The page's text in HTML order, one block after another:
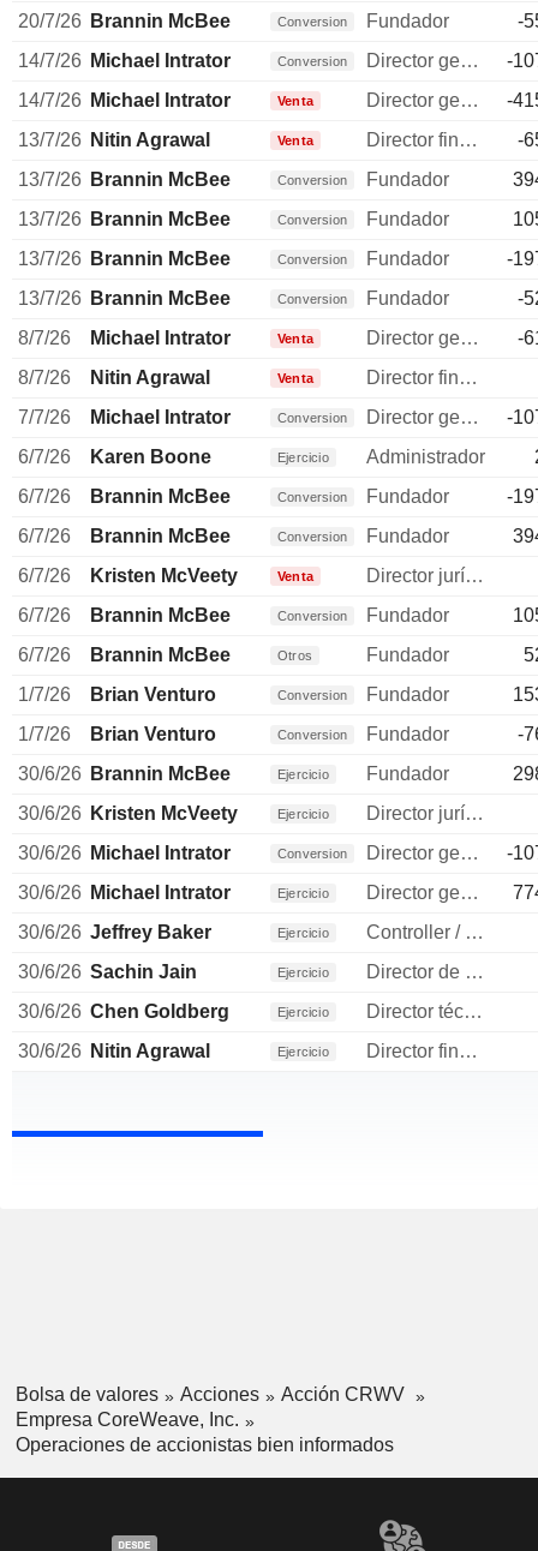
20/7/26 Brannin McBee Conversion Fundador
-
14/7/26 Michael Intrator Conversion Director general
-
14/7/26 Michael Intrator Venta Director general
-
13/7/26 Nitin Agrawal Venta Director financiero
-
13/7/26 Brannin McBee Conversion Fundador
13/7/26 Brannin McBee Conversion Fundador
13/7/26 Brannin McBee Conversion Fundador
-
13/7/26 Brannin McBee Conversion Fundador
-
8/7/26
Michael Intrator Venta Director general
-
8/7/26
Nitin Agrawal Venta
Director financiero
7/7/26
Michael Intrator Conversion Director general
-
6/7/26
Karen Boone Ejercicio Administrador
6/7/26
Brannin McBee Conversion Fundador
-
6/7/26
Brannin McBee Conversion Fundador
6/7/26
Kristen McVeety Venta
Director jurídico
6/7/26
Brannin McBee Conversion Fundador
6/7/26
Brannin McBee Otros Fundador
1/7/26
Brian Venturo Conversion Fundador
1/7/26
Brian Venturo Conversion Fundador
-
30/6/26 Brannin McBee Ejercicio Fundador
30/6/26 Kristen McVeety Ejercicio
Director jurídico
30/6/26 Michael Intrator Conversion Director general
-
30/6/26 Michael Intrator Ejercicio Director general
30/6/26 Jeffrey Baker Ejercicio
Controller / auditor
30/6/26 Sachin Jain Ejercicio
Director de operaciones
30/6/26 Chen Goldberg Ejercicio
Director técnico
30/6/26 Nitin Agrawal Ejercicio Director financiero
Bolsa de valores Acciones
Acción CRWV
Empresa CoreWeave, Inc.
Operaciones de accionistas bien informados